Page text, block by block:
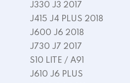
J330 J3 2017
J415 J4 PLUS 2018
J600 J6 2018
J730 J7 2017
S10 LITE / A91
J610 J6 PLUS